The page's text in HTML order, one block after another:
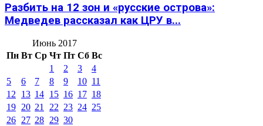
Разбить на 12 зон и «русские острова»:
Медведев рассказал как ЦРУ в...
Июнь 2017
Пн Вт Ср Чт Пт Сб Вс
1
2 3
4
5
6 7 8 9 10 11
12
13 14 15 16 17 18
19 20 21 22 23 24 25
26 27 28 29 30